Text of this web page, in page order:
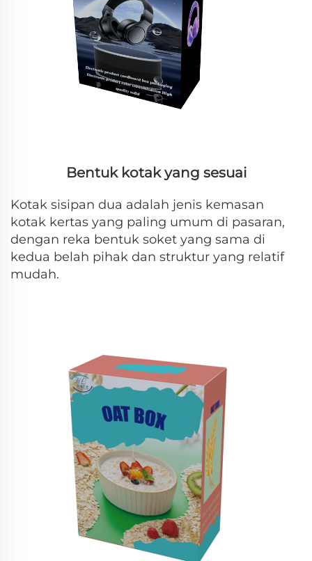
Bentuk kotak yang sesuai
Kotak sisipan dua adalah jenis kemasan
kotak kertas yang paling umum di pasaran,
dengan reka bentuk soket yang sama di
kedua belah pihak dan struktur yang relatif
mudah.